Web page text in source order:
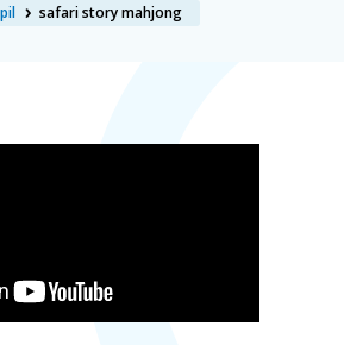
safari story mahjong